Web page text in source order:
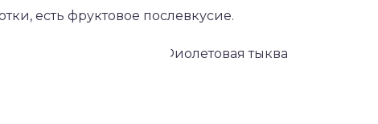
есть фруктовое послевкусие.